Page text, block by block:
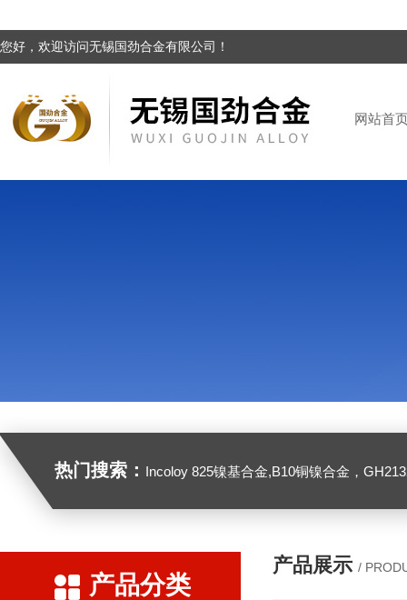
您好，欢迎访问无锡国劲合金有限公司！
网站首
热门搜索： Incoloy 825镍基合金,B10铜镍合金，GH2132高温合金，C276
产品分类
产品展示 /